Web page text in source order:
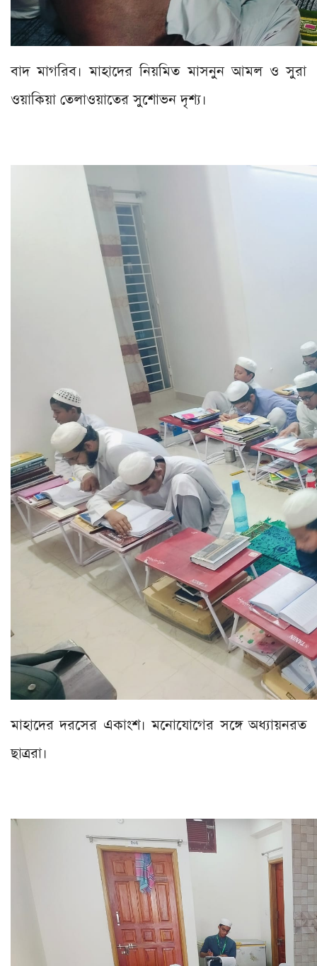
বাদ মাগরিব। মাহাদের নিয়মিত মাসনুন আমল ও সুরা
ওয়াকিয়া তেলাওয়াতের সুশোভন দৃশ্য।
মাহাদের দরসের একাংশ। মনোযোগের সঙ্গে অধ্যায়নরত
ছাত্ররা।